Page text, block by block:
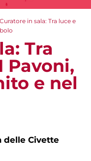
Curatore in sala: Tra luce e
Tra
Pavoni,
e nel
delle Civette